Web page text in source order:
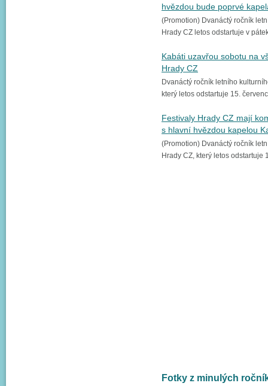
hvězdou bude poprvé
(Promotion) Dvanáctý ročník
Hrady CZ letos odstartuje v
Kabáti uzavřou sobotu na
Hrady CZ
Dvanáctý ročník letního
který letos odstartuje 15.
Festivaly Hrady CZ mají
s hlavní hvězdou kapelou
(Promotion) Dvanáctý ročník
Hrady CZ, který letos odstartuje
Fotky z minulých